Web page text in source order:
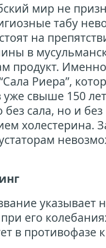
мир не
табу
на
в
продукт.
Риера”,
свыше 150
без сала, но и
холестерина.
указывает
его
в противофазе